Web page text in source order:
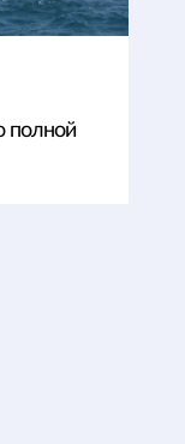
полной